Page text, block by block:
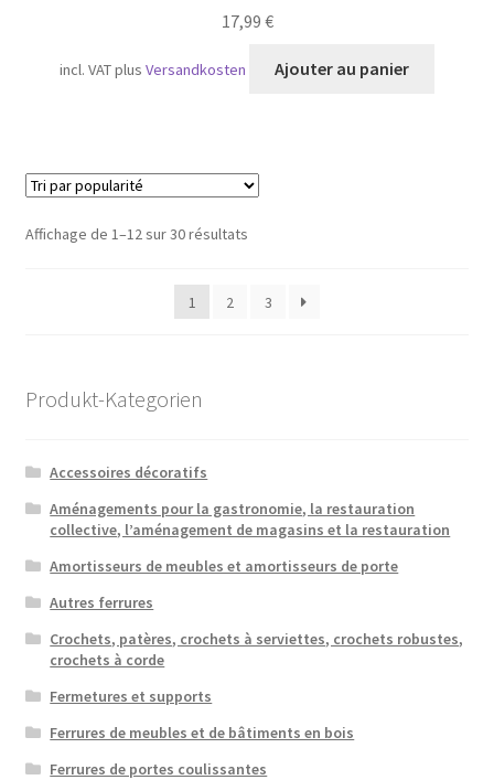
17,99 €
incl. VATplusVersandkosten Ajouter au panier
Affichage de 1–12 sur 30 résultatsTrié
1
2 3
Produkt-Kategorien
Accessoires décoratifs
Aménagements pour la gastronomie, la restauration
collective, l’aménagement de magasins et la restauration
Amortisseurs de meubles et amortisseurs de porte
Autres ferrures
Crochets, patères, crochets à serviettes, crochets robustes,
crochets à corde
Fermetures et supports
Ferrures de meubles et de bâtiments en bois
Ferrures de portes coulissantes